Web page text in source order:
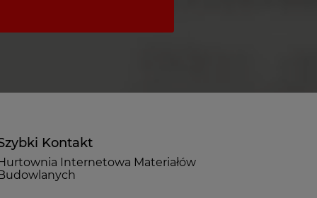
Kontakt
Internetowa Materiałów